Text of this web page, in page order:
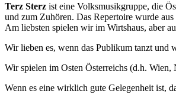
Terz Sterz ist eine Volksmusikgruppe, die
und zum Zuhören. Das Repertoire wurde
Am liebsten spielen wir im Wirtshaus, aber
Wir lieben es, wenn das Publikum tanzt und
Wir spielen im Osten Österreichs (d.h.
Wenn es eine wirklich gute Gelegenheit ist,